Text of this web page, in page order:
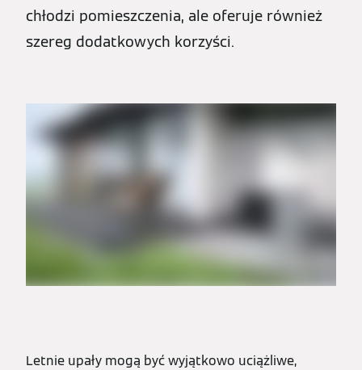
chłodzi pomieszczenia, ale oferuje również
szereg dodatkowych korzyści.
Letnie upały mogą być wyjątkowo uciążliwe,